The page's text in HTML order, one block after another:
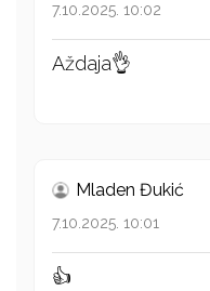
7.10.2025. 10:02
Aždaja👌
Mladen Đukić
7.10.2025. 10:01
👍